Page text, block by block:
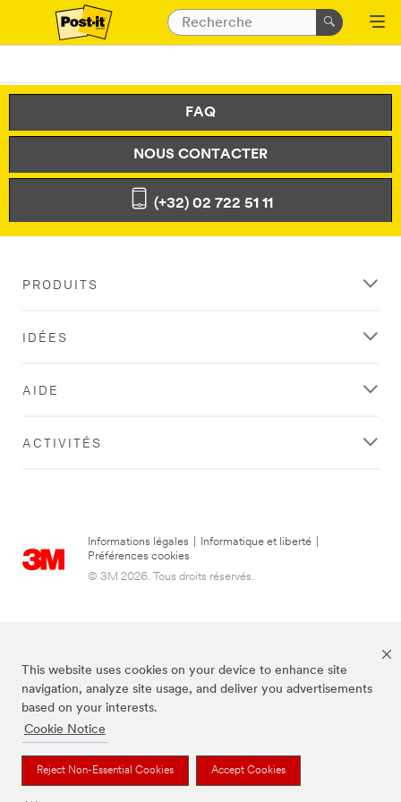
This website uses cookies on your device to enhance site
navigation, analyze site usage, and deliver you advertisements
based on your interests.
Cookie Notice
Reject Non-Essential Cookies Accept Cookies
FAQ
NOUS CONTACTER
(+32) 02 722 51 11
PRODUITS
IDÉES
AIDE
ACTIVITÉS
Informations légales Informatique et liberté
Préférences cookies
© 3M 2026. Tous droits réservés.
de 3M.